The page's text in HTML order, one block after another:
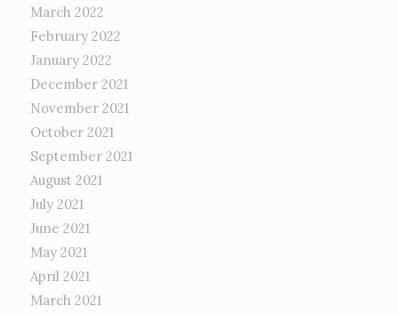
March 2022
February 2022
January 2022
December 2021
November 2021
October 2021
September 2021
August 2021
July 2021
June 2021
May 2021
April 2021
March 2021